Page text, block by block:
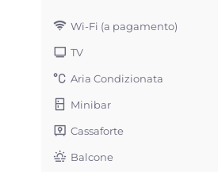
Wi-Fi (a pagamento)
TV
Aria Condizionata
Minibar
Cassaforte
Balcone